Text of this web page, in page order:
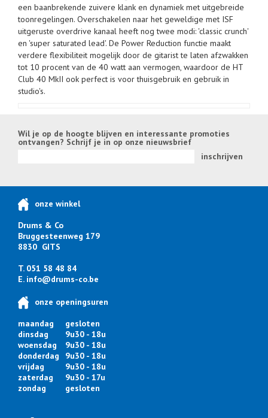
een baanbrekende zuivere klank en dynamiek met uitgebreide
toonregelingen. Overschakelen naar het geweldige met ISF
uitgeruste overdrive kanaal heeft nog twee modi: 'classic crunch'
en 'super saturated lead'. De Power Reduction functie maakt
verdere flexibiliteit mogelijk door de gitarist te laten afzwakken
tot 10 procent van de 40 watt aan vermogen, waardoor de HT
Club 40 MkII ook perfect is voor thuisgebruik en gebruik in
studio's.
Wil je op de hoogte blijven en interessante promoties
ontvangen? Schrijf je in op onze nieuwsbrief
inschrijven
onze winkel
Drums & Co
Bruggesteenweg 179
8830 GITS
T. 051 58 48 84
E. info@drums-co.be
onze openingsuren
maandag
gesloten
dinsdag
9u30 - 18u
woensdag
9u30 - 18u
donderdag
9u30 - 18u
vrijdag
9u30 - 18u
zaterdag
9u30 - 17u
zondag
gesloten